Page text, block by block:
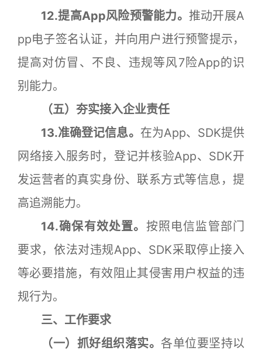
12.提高App风险预警能力。 推动开展A
pp电子签名认证，并向用户进行预警提示，
提高对仿冒、不良、违规等风7险App的识
别能力。
（五）夯实接入企业责任
13.准确登记信息。 在为App、SDK提供
网络接入服务时，登记并核验App、SDK开
发运营者的真实身份、联系方式等信息，提
高追溯能力。
14.确保有效处置。 按照电信监管部门
要求，依法对违规App、SDK采取停止接入
等必要措施，有效阻止其侵害用户权益的违
规行为。
三、工作要求
（一）抓好组织落实。各单位要坚持以